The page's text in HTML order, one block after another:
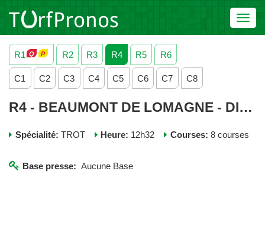
R1
R2 R3 R4 R5 R6
C1 C2 C3 C4 C5 C6 C7 C8
R4 - BEAUMONT DE LOMAGNE - DIMANCHE 04 DECEMBRE 2022
Spécialité: TROT Heure: 12h32 Courses: 8 courses
Base presse: Aucune Base